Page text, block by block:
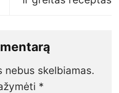
nebus skelbiamas.
*